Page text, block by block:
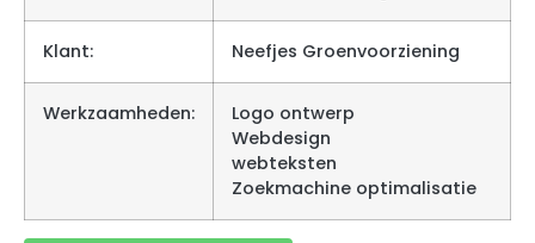
Klant: Neefjes Groenvoorziening
Werkzaamheden:
Logo ontwerp
Webdesign
webteksten
Zoekmachine optimalisatie